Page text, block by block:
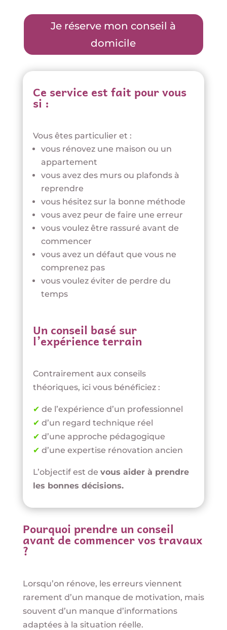
Je réserve mon conseil à
domicile
Ce service est fait pour vous
si :
Vous êtes particulier et :
vous rénovez une maison ou un
appartement
vous avez des murs ou plafonds à
reprendre
vous hésitez sur la bonne méthode
vous avez peur de faire une erreur
vous voulez être rassuré avant de
commencer
vous avez un défaut que vous ne
comprenez pas
vous voulez éviter de perdre du
temps
Un conseil basé sur
l’expérience terrain
Contrairement aux conseils
théoriques, ici vous bénéficiez :
✔ de l’expérience d’un professionnel
✔ d’un regard technique réel
✔ d’une approche pédagogique
✔ d’une expertise rénovation ancien
L’objectif est de vous aider à prendre
les bonnes décisions.
Pourquoi prendre un conseil
avant de commencer vos travaux
?
Lorsqu’on rénove, les erreurs viennent
rarement d’un manque de motivation, mais
souvent d’un manque d’informations
adaptées à la situation réelle.